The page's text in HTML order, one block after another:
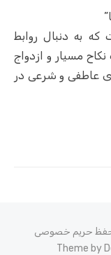
که به دنبال روابط
مسیار و ازدواج
عاطفی و شرعی در
حریم خصوصی
Theme by